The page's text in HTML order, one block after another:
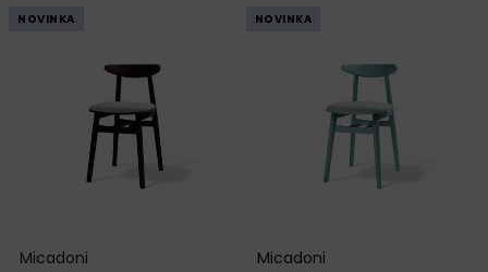
NOVINKA
Micadoni
NOVINKA
Micadoni